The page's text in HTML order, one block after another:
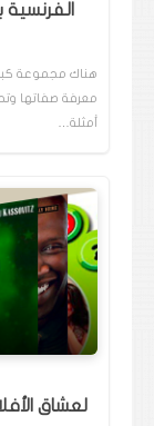
هناك مجموعة
معرفة صفاتها
أمثلة…
لعشاق